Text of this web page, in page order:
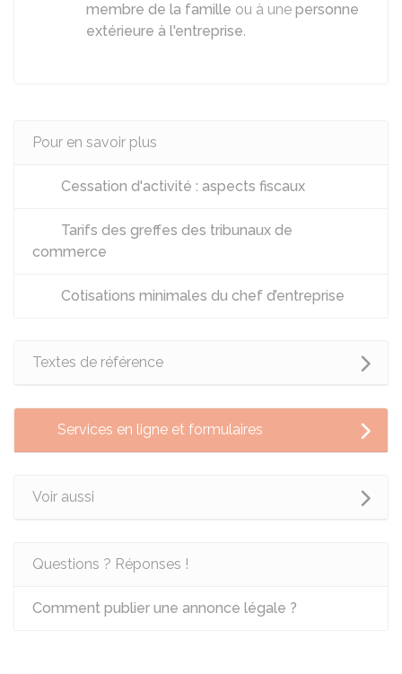
membre de la famille ou à une personne
extérieure à l'entreprise.
Pour en savoir plus
Cessation d'activité : aspects fiscaux
Tarifs des greffes des tribunaux de
commerce
Cotisations minimales du chef d’entreprise
Textes de référence
Services en ligne et formulaires
Voir aussi
Questions ? Réponses !
Comment publier une annonce légale ?